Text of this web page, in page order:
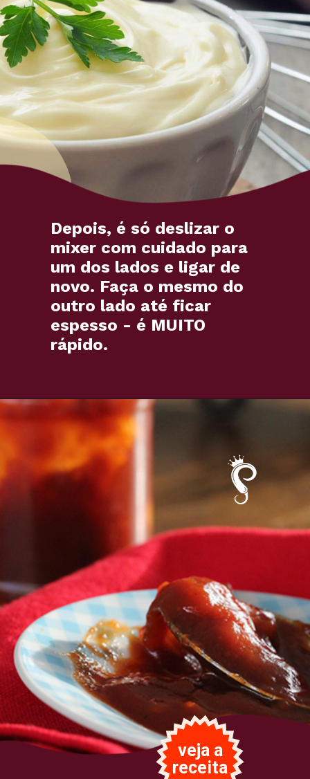
Depois, é só deslizar o
mixer com cuidado para
um dos lados e ligar de
novo. Faça o mesmo do
outro lado até ficar
espesso - é MUITO
rápido.
veja a
receita